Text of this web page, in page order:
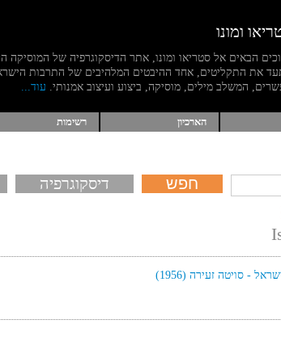
ומונו
הבאים אל סטריאו ומונו, אתר הדיסקוגרפיה של המוסיקה
את התקליטים, אחד ההיבטים המלהיבים של התרבות
המשלב מילים, מוסיקה, ביצוע ועיצוב אמנותי. עוד...
הארכיון רשימות
דיסקוגרפיה